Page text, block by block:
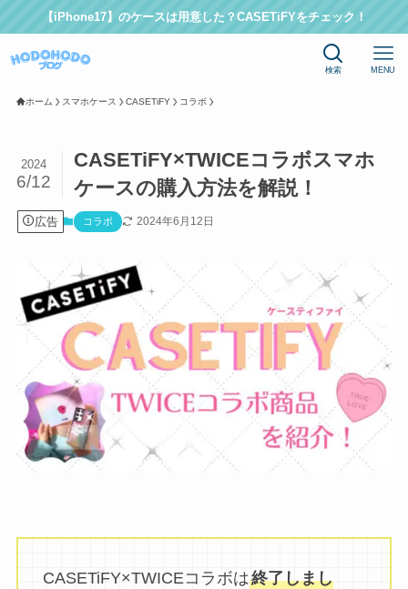
【iPhone17】のケースは用意した？CASETiFYをチェック！
検索 MENU
ホーム スマホケース CASETiFY コラボ
CASETiFY×TWICEコラボスマホ
ケースの購入方法を解説！
2024
6/12
広告 コラボ 2024年6月12日
CASETiFY×TWICEコラボは終了しまし